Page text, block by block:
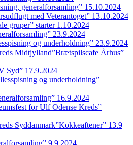
generalforsamling” 15.10.2024
med Veterantoget” 13.10.2024
gruper” starter 1.10.2024
23.9.2024
og underholdning” 23.9.2024
Midtjylland”Brætspilscafe Århus”
Syd” 17.9.2024
og underholdning”
16.9.2024
for Ulf Odense Kreds”
Syddanmark”Kokkeaftener” 13.9
9.9.2024